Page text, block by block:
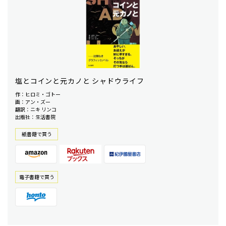
塩とコインと元カノと シャドウライフ
作：ヒロミ・ゴトー
画：アン・ズー
翻訳：ニキ リンコ
出版社：生活書院
紙書籍で買う
電⼦書籍で買う